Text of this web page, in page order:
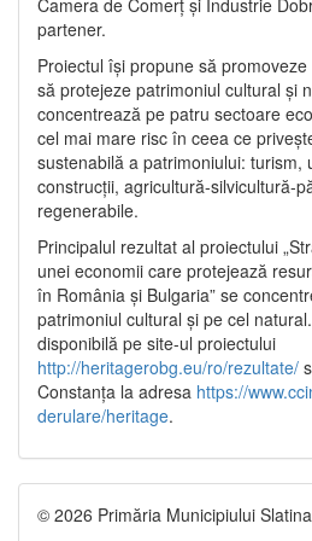
partener.
Proiectul își propune să
să protejeze patrimoniul cultural și
concentrează pe patru sectoare
cel mai mare risc în ceea ce
sustenabilă a patrimoniului: turism,
construcții, agricultură-silvicultură-
regenerabile.
Principalul rezultat al proiectului
unei economii care protejează
în România și Bulgaria” se
patrimoniul cultural și pe cel
disponibilă pe site-ul proiectului
http://heritagerobg.eu/ro/rezultate/
Constanța la adresa https://
derulare/heritage.
© 2026 Primăria Municipiului Slatina